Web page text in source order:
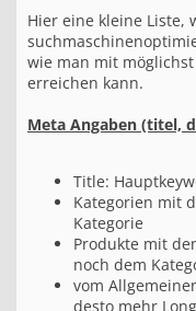
Hier eine kleine Liste,
wie man mit
erreichen kann.
Meta Angaben (titel,
Title:
Kategorien mit
Kategorie
Produkte mit
noch dem
vom
desto mehr